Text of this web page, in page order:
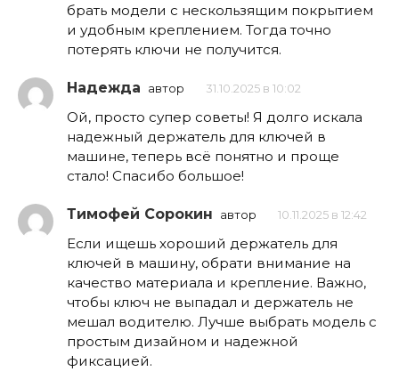
брать модели с нескользящим покрытием
и удобным креплением. Тогда точно
потерять ключи не получится.
Надежда автор 31.10.2025 в 10:02
Ой, просто супер советы! Я долго искала
надежный держатель для ключей в
машине, теперь всё понятно и проще
стало! Спасибо большое!
Тимофей Сорокин автор 10.11.2025 в 12:42
Если ищешь хороший держатель для
ключей в машину, обрати внимание на
качество материала и крепление. Важно,
чтобы ключ не выпадал и держатель не
мешал водителю. Лучше выбрать модель с
простым дизайном и надежной
фиксацией.